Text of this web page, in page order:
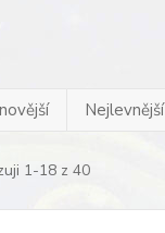
Nejlevnější
1-18 z 40